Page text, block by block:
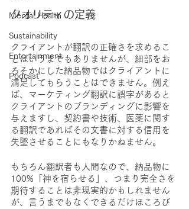
Mental Health
Sustainability
Entertainment
Podcast
クオリティの定義
クライアントが翻訳の正確さを求めるこ
とはいうまでもありませんが、細部をお
ろそかにした納品物ではクライアントに
満足してもらうことはできません。例え
ば、マーケティング翻訳に誤字があると
クライアントのブランディングに影響を
与えますし、契約書や技術、医薬に関す
る翻訳であればその文書に対する信用を
失墜させることにもなりかねません。
もちろん翻訳者も人間なので、納品物に
100%「神を宿らせる」、つまり完全さを
期待することは非現実的かもしれません
が、言うまでもなくできるだけほころび